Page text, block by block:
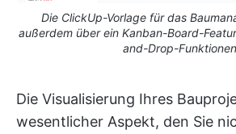
Die ClickUp-Vorlage für das
außerdem über ein Kanban-Board-
and-Drop-
Die Visualisierung Ihres
wesentlicher Aspekt, den Sie